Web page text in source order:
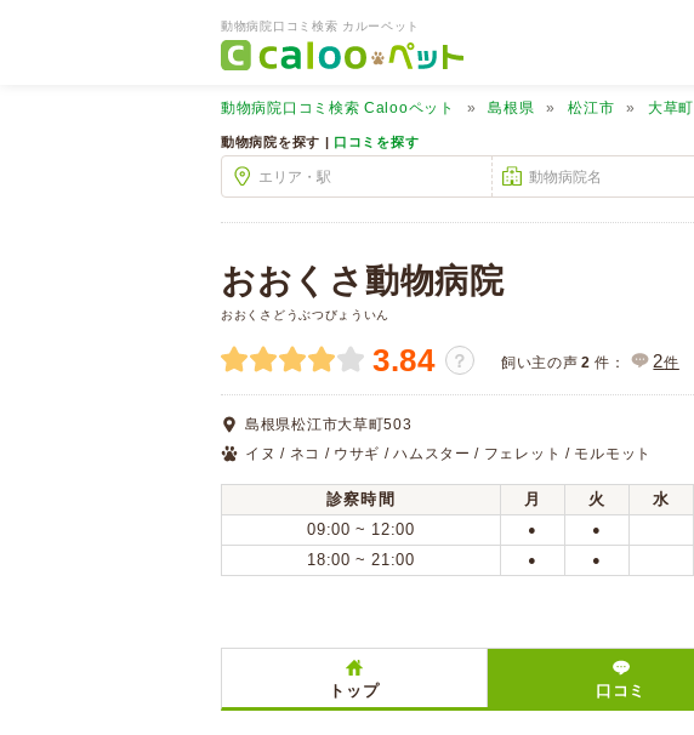
動物病院口コミ検索 カルーペット
動物病院口コミ検索 Calooペット 島根県 松江市 大草町
動物病院を探す | 口コミを探す
おおくさ動物病院
おおくさどうぶつびょういん
3.84 ？ 飼い主の声 2 件： 2件
島根県松江市大草町503
イヌ / ネコ / ウサギ / ハムスター / フェレット / モルモット
診察時間 月 火 水
09:00 ~ 12:00
● ●
18:00 ~ 21:00 ● ●
トップ 口コミ